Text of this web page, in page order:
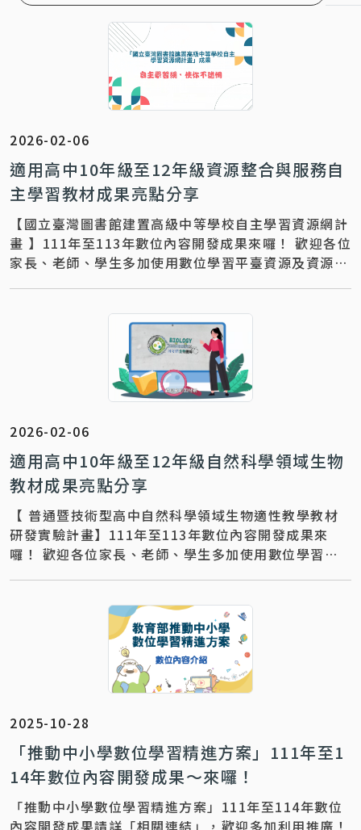
2026-02-06
適用高中10年級至12年級資源整合與服務自
主學習教材成果亮點分享
【國立臺灣圖書館建置高級中等學校自主學習資源網計
畫 】111年至113年數位內容開發成果來囉！ 歡迎各位
家長、老師、學生多加使用數位學習平臺資源及資源整
2026-02-06
適用高中10年級至12年級自然科學領域生物
教材成果亮點分享
【 普通暨技術型高中自然科學領域生物適性教學教材
研發實驗計畫】111年至113年數位內容開發成果來
囉！ 歡迎各位家長、老師、學生多加使用數位學習平
2025-10-28
「推動中小學數位學習精進方案」111年至1
14年數位內容開發成果～來囉！
「推動中小學數位學習精進方案」111年至114年數位
內容開發成果請詳「相關連結」，歡迎多加利用推廣！